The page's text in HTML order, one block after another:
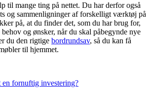
til mange ting på nettet. Du har derfor også
og sammenligninger af forskelligt værktøj på
på, at du finder det, som du har brug for,
og ønsker, når du skal påbegynde nye
du den rigtige bordrundsav, så du kan få
til hjemmet.
en fornuftig investering?